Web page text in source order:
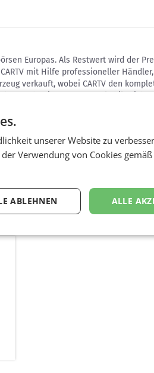
Europas. Als Restwert wird der
mit Hilfe professioneller
verkauft, wobei CARTV den
auch Privatpersonen als
eine starke
Zielgruppen (Versicherung,
(vom Design bis zur
Event. Um den USP der neuen
unserer Website zu
Verwendung von Cookies
ALLE
ABLEHNEN